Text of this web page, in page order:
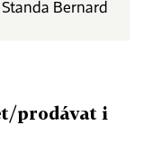
Standa Bernard
prodávat i